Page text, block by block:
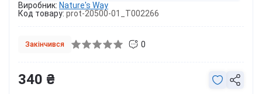
Виробник: Nature's Way
Код товару: prot-20500-01_T002266
Закінчився 0
340 ₴